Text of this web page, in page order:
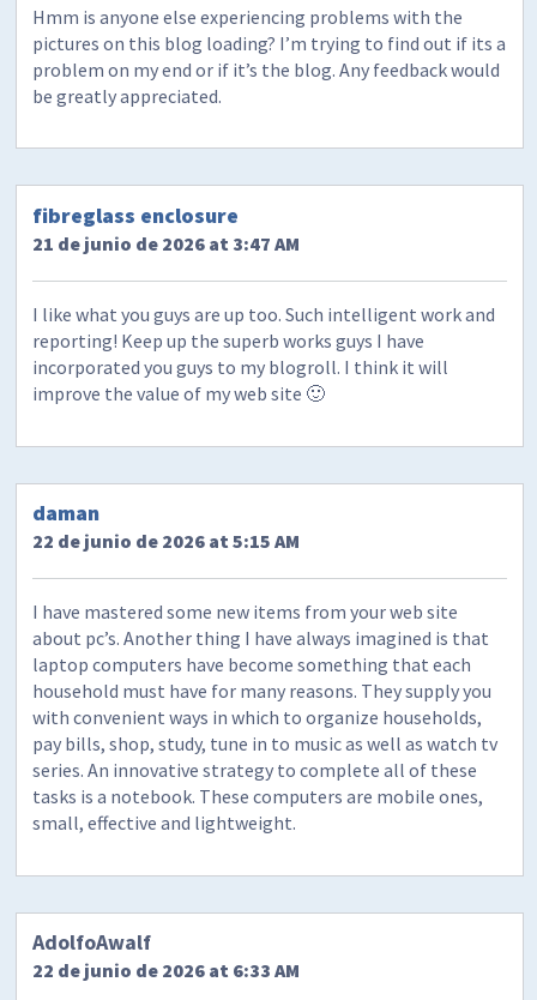
Hmm is anyone else experiencing problems with the
pictures on this blog loading? I’m trying to find out if its a
problem on my end or if it’s the blog. Any feedback would
be greatly appreciated.
fibreglass enclosure
21 de junio de 2026 at 3:47 AM
I like what you guys are up too. Such intelligent work and
reporting! Keep up the superb works guys I have
incorporated you guys to my blogroll. I think it will
improve the value of my web site 🙂
daman
22 de junio de 2026 at 5:15 AM
I have mastered some new items from your web site
about pc’s. Another thing I have always imagined is that
laptop computers have become something that each
household must have for many reasons. They supply you
with convenient ways in which to organize households,
pay bills, shop, study, tune in to music as well as watch tv
series. An innovative strategy to complete all of these
tasks is a notebook. These computers are mobile ones,
small, effective and lightweight.
AdolfoAwalf
22 de junio de 2026 at 6:33 AM